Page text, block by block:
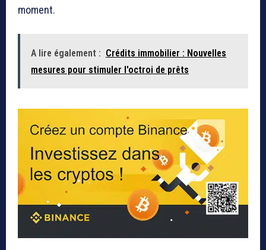
moment.
A lire également : Crédits immobilier : Nouvelles
mesures pour stimuler l'octroi de prêts